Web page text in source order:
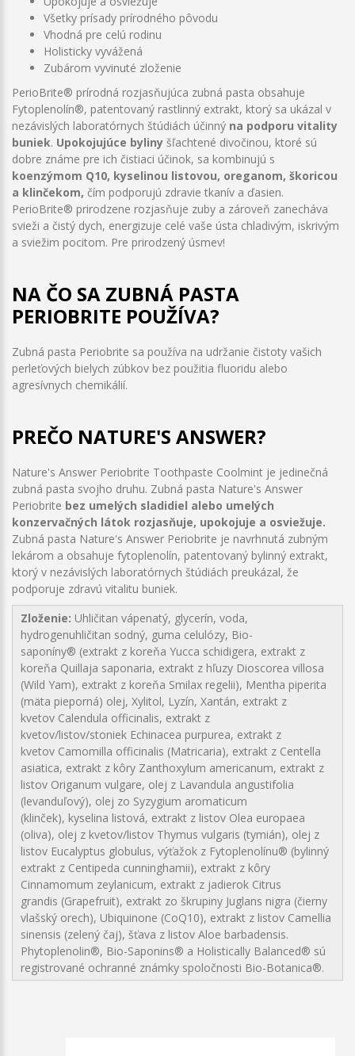
Všetky prísady prírodného pôvodu
Vhodná pre celú rodinu
Holisticky vyvážená
Zubárom vyvinuté zloženie
PerioBrite® prírodná rozjasňujúca zubná pasta obsahuje
Fytoplenolín®, patentovaný rastlinný extrakt, ktorý sa ukázal v
nezávislých laboratórnych štúdiách účinný na podporu vitality
buniek. Upokojujúce byliny šľachtené divočinou, ktoré sú
dobre známe pre ich čistiaci účinok, sa kombinujú s
koenzýmom Q10, kyselinou listovou, oreganom, škoricou
a klinčekom, čím podporujú zdravie tkanív a ďasien.
PerioBrite® prirodzene rozjasňuje zuby a zároveň zanecháva
svieži a čistý dych, energizuje celé vaše ústa chladivým, iskrivým
a sviežim pocitom. Pre prirodzený úsmev!
NA ČO SA ZUBNÁ PASTA
PERIOBRITE POUŽÍVA?
Zubná pasta Periobrite sa používa na udržanie čistoty vašich
perleťových bielych zúbkov bez použitia fluoridu alebo
agresívnych chemikálií.
PREČO NATURE'S ANSWER?
Nature's Answer Periobrite Toothpaste Coolmint je jedinečná
zubná pasta svojho druhu. Zubná pasta Nature's Answer
Periobrite bez umelých sladidiel alebo umelých
konzervačných látok rozjasňuje, upokojuje a osviežuje.
Zubná pasta Nature's Answer Periobrite je navrhnutá zubným
lekárom a obsahuje fytoplenolín, patentovaný bylinný extrakt,
ktorý v nezávislých laboratórnych štúdiách preukázal, že
podporuje zdravú vitalitu buniek.
Zloženie: Uhličitan vápenatý, glycerín, voda,
hydrogenuhličitan sodný, guma celulózy, Bio-
saponíny® (extrakt z koreňa Yucca schidigera, extrakt z
koreňa Quillaja saponaria, extrakt z hľuzy Dioscorea villosa
(Wild Yam), extrakt z koreňa Smilax regelii), Mentha piperita
(mäta pieporná) olej, Xylitol, Lyzín, Xantán, extrakt z
kvetov Calendula officinalis, extrakt z
kvetov/listov/stoniek Echinacea purpurea, extrakt z
kvetov Camomilla officinalis (Matricaria), extrakt z Centella
asiatica, extrakt z kôry Zanthoxylum americanum, extrakt z
listov Origanum vulgare, olej z Lavandula angustifolia
(levanduľový), olej zo Syzygium aromaticum
(klinček), kyselina listová, extrakt z listov Olea europaea
(oliva), olej z kvetov/listov Thymus vulgaris (tymián), olej z
listov Eucalyptus globulus, výťažok z Fytoplenolínu® (bylinný
extrakt z Centipeda cunninghamii), extrakt z kôry
Cinnamomum zeylanicum, extrakt z jadierok Citrus
grandis (Grapefruit), extrakt zo škrupiny Juglans nigra (čierny
vlašský orech), Ubiquinone (CoQ10), extrakt z listov Camellia
sinensis (zelený čaj), šťava z listov Aloe barbadensis.
Phytoplenolin®, Bio-Saponins® a Holistically Balanced® sú
registrované ochranné známky spoločnosti Bio-Botanica®.